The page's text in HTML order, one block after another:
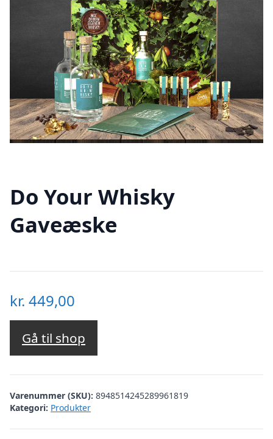
Do Your Whisky
Gaveæske
kr. 449,00
Gå til shop
Varenummer (SKU): 8948514245289961819
Kategori: Produkter